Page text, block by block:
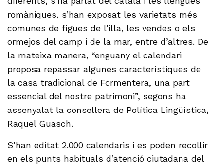
romàniques, s’han exposat les varietats més
comunes de figues de l’illa, les vendes o els
ormejos del camp i de la mar, entre d’altres. De
la mateixa manera, “enguany el calendari
proposa repassar algunes característiques de
la casa tradicional de Formentera, una part
essencial del nostre patrimoni”, segons ha
assenyalat la consellera de Política Lingüística,
Raquel Guasch.
S’han editat 2.000 calendaris i es poden recollir
en els punts habituals d’atenció ciutadana del